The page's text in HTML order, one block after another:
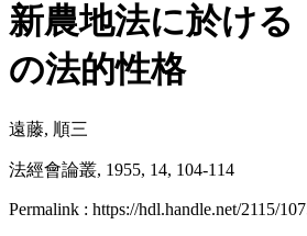
新農地法に於ける
の法的性格
遠藤, 順三
法經會論叢, 1955, 14, 104-114
Permalink : https://hdl.handle.net/2115/